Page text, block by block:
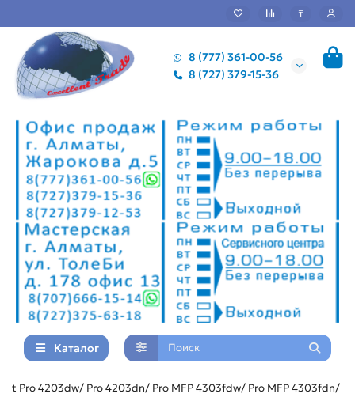
₸
8 (777) 361-00-56
8 (727) 379-15-36
Каталог
Pro 4203dw/ Pro 4203dn/ Pro MFP 4303fdw/ Pro MFP 4303fdn/